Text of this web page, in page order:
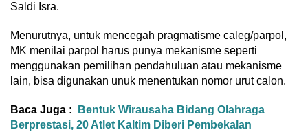
Saldi Isra.
Menurutnya, untuk mencegah pragmatisme caleg/parpol,
MK menilai parpol harus punya mekanisme seperti
menggunakan pemilihan pendahuluan atau mekanisme
lain, bisa digunakan unuk menentukan nomor urut calon.
Baca Juga :
Bentuk Wirausaha Bidang Olahraga
Berprestasi, 20 Atlet Kaltim Diberi Pembekalan